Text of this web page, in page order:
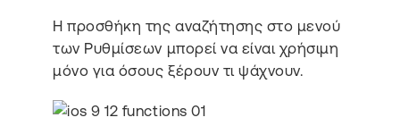
Η προσθήκη της αναζήτησης στο μενού
των Ρυθμίσεων μπορεί να είναι χρήσιμη
μόνο για όσους ξέρουν τι ψάχνουν.